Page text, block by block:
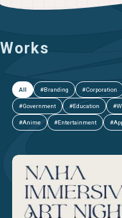
Works
All #Branding #Corporation
#Government #Education
#Anime #Entertainment